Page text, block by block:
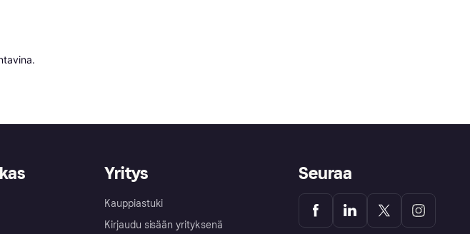
Yritys
Kauppiastuki
Kirjaudu sisään yrityksenä
Seuraa